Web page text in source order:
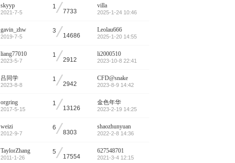
skyyp
2021-7-5
1/7733
villa
2025-1-24 10:46
gavin_zhw
2019-7-5
3/14686
Leolau666
2025-1-20 14:55
liang77010
2023-5-7
1/2912
li2000510
2023-10-8 22:41
吕同学
2023-8-8
1/2942
CFD@snake
2023-8-9 14:42
orgring
2017-5-15
1/13126
金色年华
2023-2-19 14:25
weizi
2012-9-7
6/8303
shaozhunyuan
2022-2-8 14:36
TaylorZhang
2011-1-26
5/17554
627548701
2021-3-4 12:15